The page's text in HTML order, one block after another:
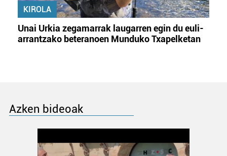
KIROLA
Unai Urkia zegamarrak laugarren egin du euli-
arrantzako beteranoen Munduko Txapelketan
Azken bideoak